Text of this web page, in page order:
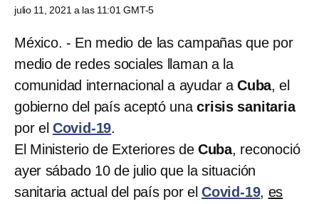
julio 11, 2021 a las 11:01 GMT-5
México. - En medio de las campañas que por
medio de redes sociales llaman a la
comunidad internacional a ayudar a Cuba, el
gobierno del país aceptó unacrisis sanitaria
por el Covid-19.
El Ministerio de Exteriores de Cuba, reconoció
ayer sábado 10 de julio que la situación
sanitaria actual del país por el Covid-19, es